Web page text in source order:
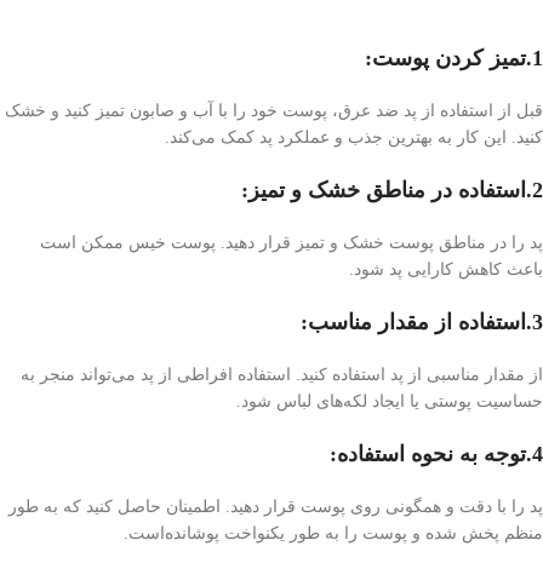
1.تمیز کردن پوست:
قبل از استفاده از پد ضد عرق، پوست خود را با آب و صابون تمیز کنید و خشک
کنید. این کار به بهترین جذب و عملکرد پد کمک می‌کند.
2.استفاده در مناطق خشک و تمیز:
پد را در مناطق پوست خشک و تمیز قرار دهید. پوست خیس ممکن است
باعث کاهش کارایی پد شود.
3.استفاده از مقدار مناسب:
از مقدار مناسبی از پد استفاده کنید. استفاده افراطی از پد می‌تواند منجر به
حساسیت پوستی یا ایجاد لکه‌های لباس شود.
4.توجه به نحوه استفاده:
پد را با دقت و همگونی روی پوست قرار دهید. اطمینان حاصل کنید که به طور
منظم پخش شده و پوست را به طور یکنواخت پوشانده‌است.